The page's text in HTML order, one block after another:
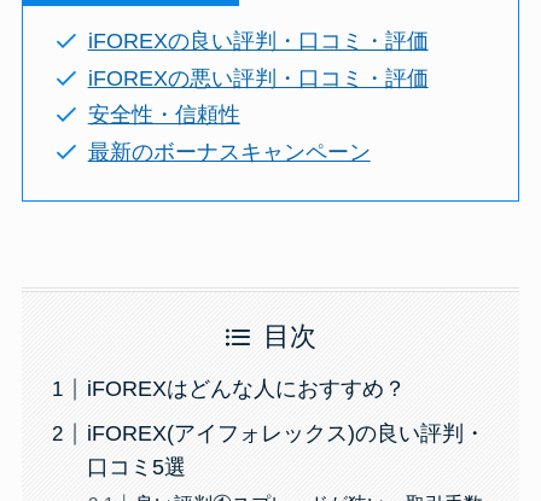
iFOREXの良い評判・口コミ・評価
iFOREXの悪い評判・口コミ・評価
安全性・信頼性
最新のボーナスキャンペーン
目次
iFOREXはどんな人におすすめ？
iFOREX(アイフォレックス)の良い評判・
口コミ5選